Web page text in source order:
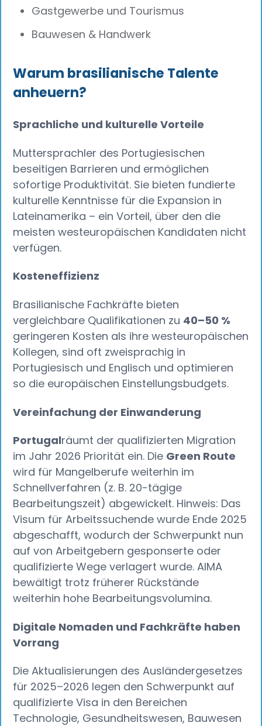
Gastgewerbe und Tourismus
Bauwesen & Handwerk
Warum brasilianische Talente
anheuern?
Sprachliche und kulturelle Vorteile‍
Muttersprachler des Portugiesischen
beseitigen Barrieren und ermöglichen
sofortige Produktivität. Sie bieten fundierte
kulturelle Kenntnisse für die Expansion in
Lateinamerika – ein Vorteil, über den die
meisten westeuropäischen Kandidaten nicht
verfügen.
Kosteneffizienz‍
Brasilianische Fachkräfte bieten
vergleichbare Qualifikationen zu 40–50 %
geringeren Kosten als ihre westeuropäischen
Kollegen, sind oft zweisprachig in
Portugiesisch und Englisch und optimieren
so die europäischen Einstellungsbudgets.
Vereinfachung der Einwanderung
Portugalräumt der qualifizierten Migration
im Jahr 2026 Priorität ein. Die Green Route
wird für Mangelberufe weiterhin im
Schnellverfahren (z. B. 20-tägige
Bearbeitungszeit) abgewickelt. Hinweis: Das
Visum für Arbeitssuchende wurde Ende 2025
abgeschafft, wodurch der Schwerpunkt nun
auf von Arbeitgebern gesponserte oder
qualifizierte Wege verlagert wurde. AIMA
bewältigt trotz früherer Rückstände
weiterhin hohe Bearbeitungsvolumina.
Digitale Nomaden und Fachkräfte haben
Vorrang‍
Die Aktualisierungen des Ausländergesetzes
für 2025–2026 legen den Schwerpunkt auf
qualifizierte Visa in den Bereichen
Technologie, Gesundheitswesen, Bauwesen